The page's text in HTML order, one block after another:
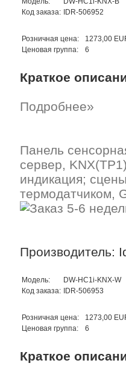
Код заказа:
IDR-506952
Розничная цена:
1273,00
Ценовая группа:
6
Краткое
Подробнее»
Панель
сервер,
индикация;
термодатчиком,
Производитель:
Модель:
DW-HC1i-KNX-W
Код заказа:
IDR-506953
Розничная цена:
1273,00
Ценовая группа:
6
Краткое